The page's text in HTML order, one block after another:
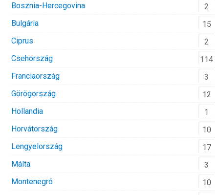
Bosznia-Hercegovina
2
Bulgária
15
Ciprus
2
Csehország
114
Franciaország
3
Görögország
12
Hollandia
1
Horvátország
10
Lengyelország
17
Málta
3
Montenegró
10